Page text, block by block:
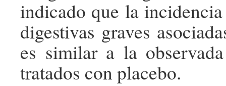
indicado que la
digestivas graves
es similar a la
tratados con placebo.